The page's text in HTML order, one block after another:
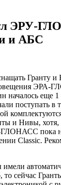
ЭРУ-
и АБС
Гранту и
ЭРА-
началось еще 1
поступать в
и Нивы, хотя,
ГЛОНАСС пока
Classic.
то сейчас